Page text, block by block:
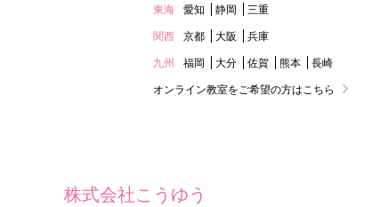
東海
愛知 静岡
三重
関西
京都 大阪
兵庫
九州
福岡 大分 佐賀 熊本
長崎
オンライン教室をご希望の方はこちら
株式会社こうゆう